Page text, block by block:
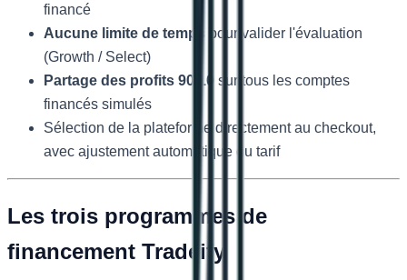
financé
Aucune limite de temps
pour valider l'évaluation
(Growth / Select)
Partage des profits 90/10
sur tous les comptes
financés simulés
Sélection de la plateforme directement au checkout,
avec ajustement automatique du tarif
Les trois programmes de
financement Tradeify